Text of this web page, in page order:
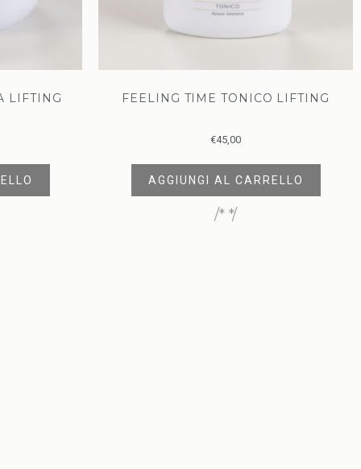
LIFTING FEELING TIME TONICO LIFTING
€45,00
AGGIUNGI AL CARRELLO
/* */